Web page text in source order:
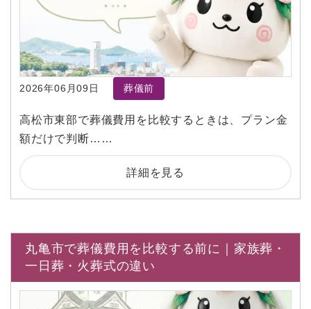
2026年06月09日 葬儀前
高松市東部で葬儀費用を比較するときは、プラン金
額だけで判断……
詳細を見る
丸亀市で葬儀費用を比較する前に｜家族葬・
一日葬・火葬式の違い